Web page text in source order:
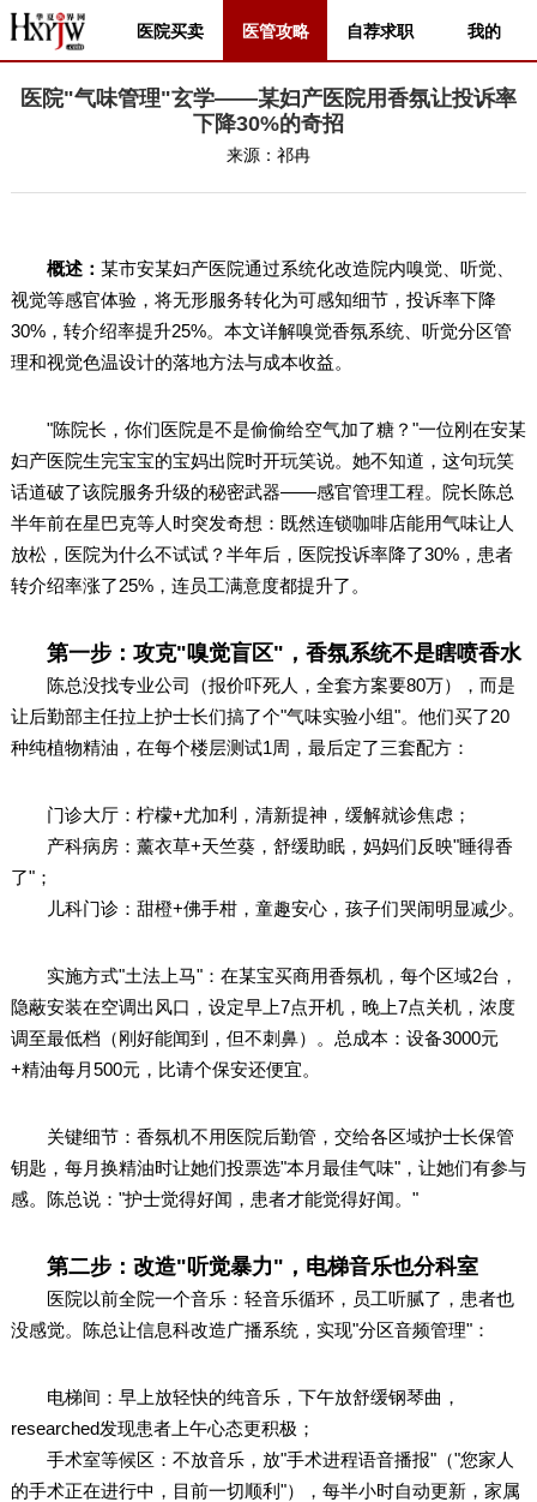
医院买卖 医管攻略 自荐求职 我的
医院"气味管理"玄学——某妇产医院用香氛让投诉率
下降30%的奇招
来源： 祁冉
概述： 某市安某妇产医院通过系统化改造院内嗅觉、听觉、
视觉等感官体验，将无形服务转化为可感知细节，投诉率下降
30%，转介绍率提升25%。本文详解嗅觉香氛系统、听觉分区管
理和视觉色温设计的落地方法与成本收益。
"陈院长，你们医院是不是偷偷给空气加了糖？"一位刚在安某
妇产医院生完宝宝的宝妈出院时开玩笑说。她不知道，这句玩笑
话道破了该院服务升级的秘密武器——感官管理工程。院长陈总
半年前在星巴克等人时突发奇想：既然连锁咖啡店能用气味让人
放松，医院为什么不试试？半年后，医院投诉率降了30%，患者
转介绍率涨了25%，连员工满意度都提升了。
第一步：攻克"嗅觉盲区"，香氛系统不是瞎喷香水
陈总没找专业公司（报价吓死人，全套方案要80万），而是
让后勤部主任拉上护士长们搞了个"气味实验小组"。他们买了20
种纯植物精油，在每个楼层测试1周，最后定了三套配方：
门诊大厅：柠檬+尤加利，清新提神，缓解就诊焦虑；
产科病房：薰衣草+天竺葵，舒缓助眠，妈妈们反映"睡得香
了"；
儿科门诊：甜橙+佛手柑，童趣安心，孩子们哭闹明显减少。
实施方式"土法上马"：在某宝买商用香氛机，每个区域2台，
隐蔽安装在空调出风口，设定早上7点开机，晚上7点关机，浓度
调至最低档（刚好能闻到，但不刺鼻）。总成本：设备3000元
+精油每月500元，比请个保安还便宜。
关键细节：香氛机不用医院后勤管，交给各区域护士长保管
钥匙，每月换精油时让她们投票选"本月最佳气味"，让她们有参与
感。陈总说："护士觉得好闻，患者才能觉得好闻。"
第二步：改造"听觉暴力"，电梯音乐也分科室
医院以前全院一个音乐：轻音乐循环，员工听腻了，患者也
没感觉。陈总让信息科改造广播系统，实现"分区音频管理"：
电梯间：早上放轻快的纯音乐，下午放舒缓钢琴曲，
researched发现患者上午心态更积极；
手术室等候区：不放音乐，放"手术进程语音播报"（"您家人
的手术正在进行中，目前一切顺利"），每半小时自动更新，家属